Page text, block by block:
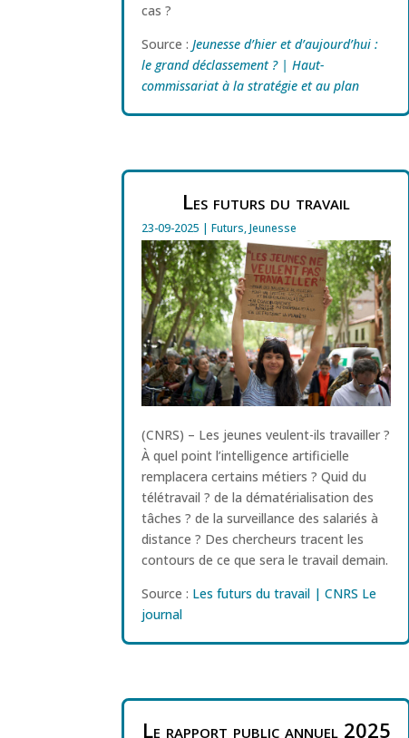
cas ?
Source : Jeunesse d’hier et d’aujourd’hui :
le grand déclassement ? | Haut-
commissariat à la stratégie et au plan
Les futurs du travail
23-09-2025 |Futurs,Jeunesse
(CNRS) – Les jeunes veulent-ils travailler ?
À quel point l’intelligence artificielle
remplacera certains métiers ? Quid du
télétravail ? de la dématérialisation des
tâches ? de la surveillance des salariés à
distance ? Des chercheurs tracent les
contours de ce que sera le travail demain.
Source : Les futurs du travail | CNRS Le
journal
Le rapport public annuel 2025